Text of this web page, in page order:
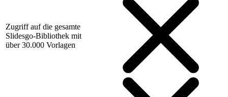
Zugriff auf die gesamte
Slidesgo-Bibliothek mit
über 30.000 Vorlagen